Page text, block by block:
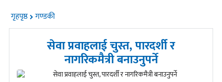
गृहपृष्ठ गण्डकी
सेवा प्रवाहलाई चुस्त, पारदर्शी र
नागरिकमैत्री बनाउनुपर्ने